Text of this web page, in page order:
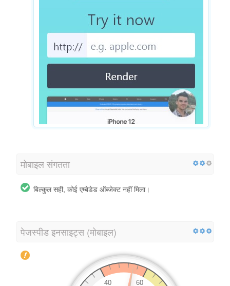
मोबाइल संगतता
बिल्कुल सही, कोई एम्बेडेड ऑब्जेक्ट नहीं मिला।
पेजस्पीड इनसाइट्स (मोबाइल)